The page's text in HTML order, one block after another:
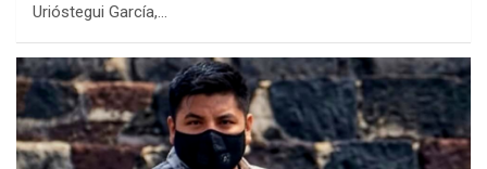
Urióstegui García,…